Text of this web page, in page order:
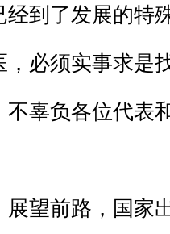
经到了发展的特
，必须实事求是
不辜负各位代表
望前路，国家